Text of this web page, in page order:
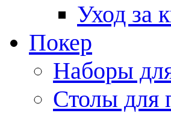
Уход за
Покер
Наборы
Столы для